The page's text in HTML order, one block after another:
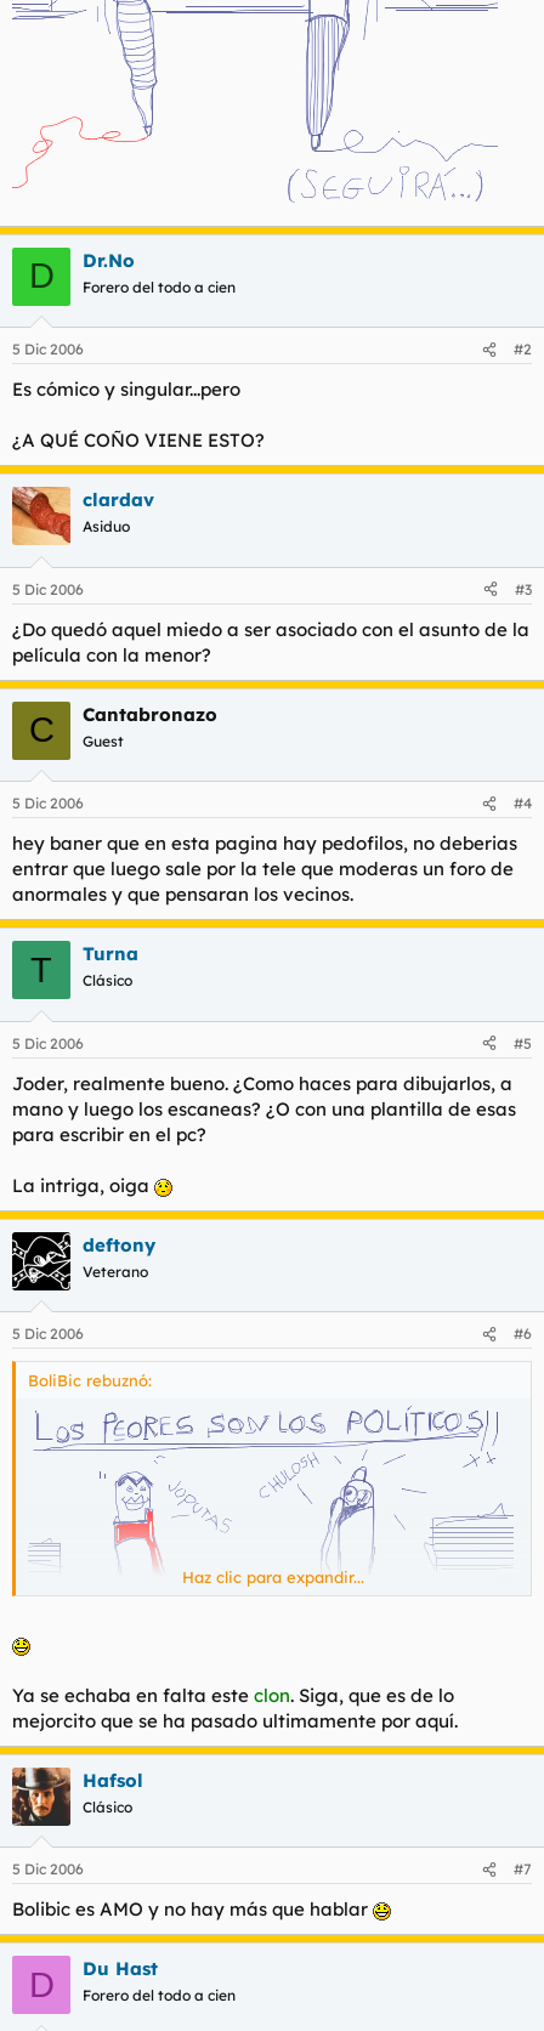
D Dr.No
Forero del todo a cien
5 Dic 2006 #2
Es cómico y singular...pero
¿A QUÉ COÑO VIENE ESTO?
clardav
Asiduo
5 Dic 2006 #3
¿Do quedó aquel miedo a ser asociado con el asunto de la
película con la menor?
C Cantabronazo
Guest
5 Dic 2006 #4
hey baner que en esta pagina hay pedofilos, no deberias
entrar que luego sale por la tele que moderas un foro de
anormales y que pensaran los vecinos.
T Turna
Clásico
5 Dic 2006 #5
Joder, realmente bueno. ¿Como haces para dibujarlos, a
mano y luego los escaneas? ¿O con una plantilla de esas
para escribir en el pc?
La intriga, oiga
deftony
Veterano
5 Dic 2006 #6
BoliBic rebuznó:
Haz clic para expandir...
Ya se echaba en falta este clon. Siga, que es de lo
mejorcito que se ha pasado ultimamente por aquí.
Hafsol
Clásico
5 Dic 2006 #7
Bolibic es AMO y no hay más que hablar
D Du Hast
Forero del todo a cien